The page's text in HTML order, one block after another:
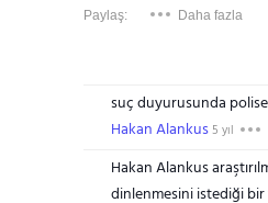
Paylaş: Daha fazla
suç duyurusunda
Hakan Alankus5 yıl
Hakan Alankus
dinlenmesini istediği bir